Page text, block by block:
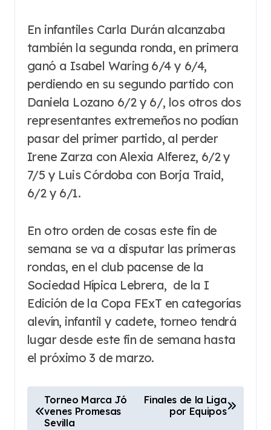
En infantiles Carla Durán alcanzaba
también la segunda ronda, en primera
ganó a Isabel Waring 6/4 y 6/4,
perdiendo en su segundo partido con
Daniela Lozano 6/2 y 6/, los otros dos
representantes extremeños no podían
pasar del primer partido, al perder
Irene Zarza con Alexia Alferez, 6/2 y
7/5 y Luis Córdoba con Borja Traid,
6/2 y 6/1.
En otro orden de cosas este fin de
semana se va a disputar las primeras
rondas, en el club pacense de la
Sociedad Hípica Lebrera, de la I
Edición de la Copa FExT en categorías
alevín, infantil y cadete, torneo tendrá
lugar desde este fin de semana hasta
el próximo 3 de marzo.
a
Torneo Marca Jó
venes Promesas
Sevilla
Finales de la Liga
por Equipos